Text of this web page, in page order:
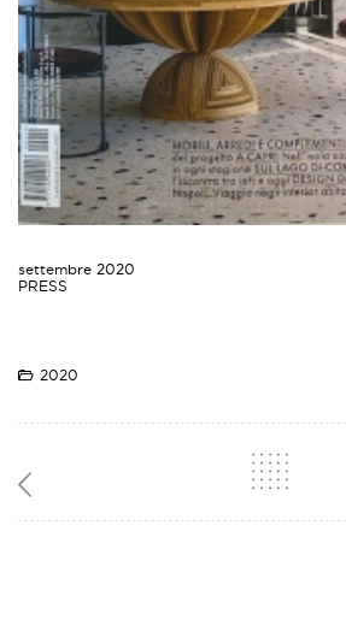
settembre 2020
PRESS
2020